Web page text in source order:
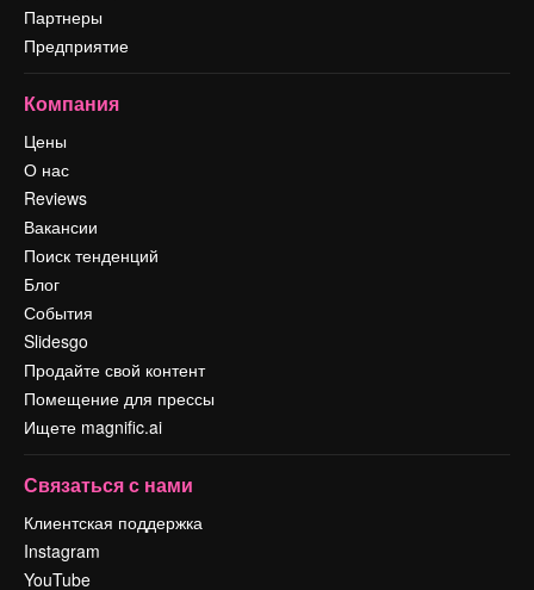
Партнеры
Предприятие
Компания
Цены
О нас
Reviews
Вакансии
Поиск тенденций
Блог
События
Slidesgo
Продайте свой контент
Помещение для прессы
Ищете magnific.ai
Связаться с нами
Клиентская поддержка
Instagram
YouTube